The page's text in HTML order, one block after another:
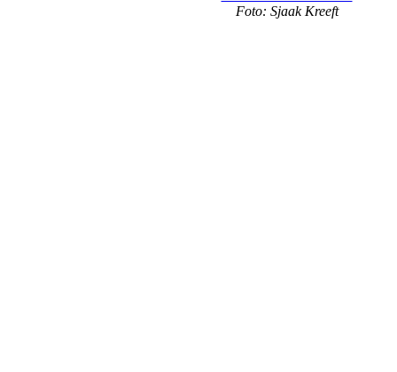
Foto: Sjaak Kreeft